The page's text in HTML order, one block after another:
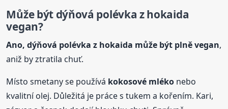
Může být dýňová polévka z hokaida
vegan?
Ano, dýňová polévka z hokaida může být plně vegan,
aniž by ztratila chuť.
Místo smetany se používá kokosové mléko nebo
kvalitní olej. Důležitá je práce s tukem a kořením. Kari,